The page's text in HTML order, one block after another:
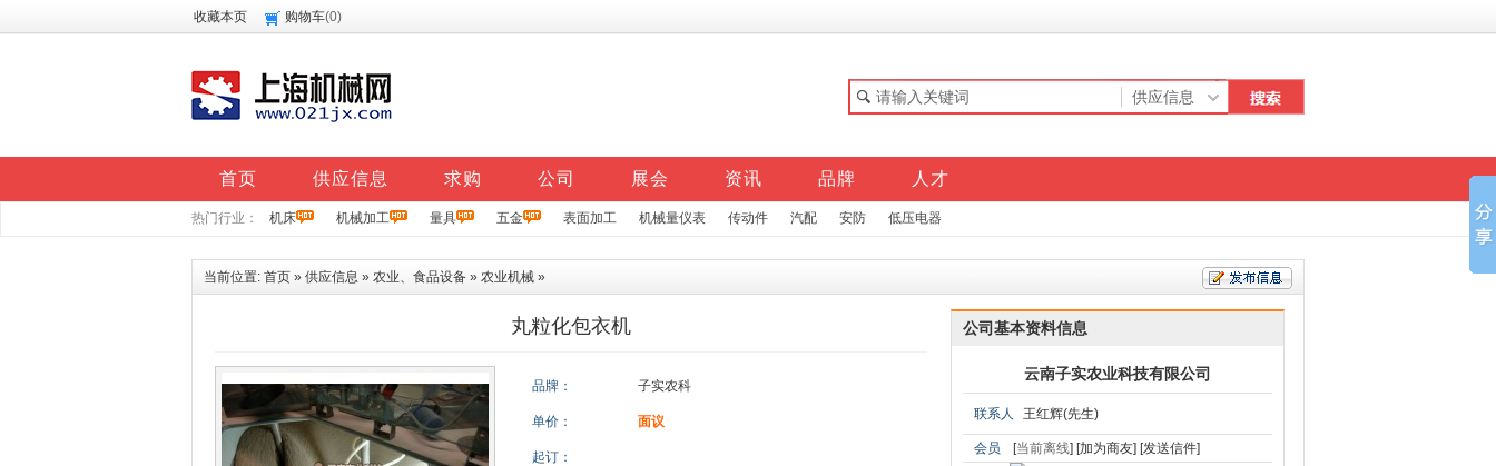
收藏本页 购物车(0)
首页 供应信息 求购 公司 展会 资讯 品牌 人才
热门行业： 机床 机械加工 量具 五金 表面加工 机械量仪表 传动件 汽配 安防 低压电器
当前位置: 首页 » 供应信息 » 农业、食品设备 » 农业机械 »
丸粒化包衣机
品牌： 子实农科
单价： 面议
起订：
公司基本资料信息
云南子实农业科技有限公司
联系人 王红辉(先生)
会员 [当前离线] [加为商友] [发送信件]